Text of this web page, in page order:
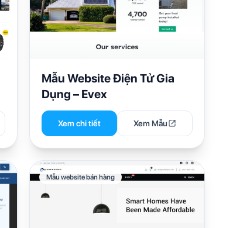
Mẫu Website Điện Tử Gia
Dụng – Evex
Xem chi tiết Xem Mẫu
Mẫu website bán hàng